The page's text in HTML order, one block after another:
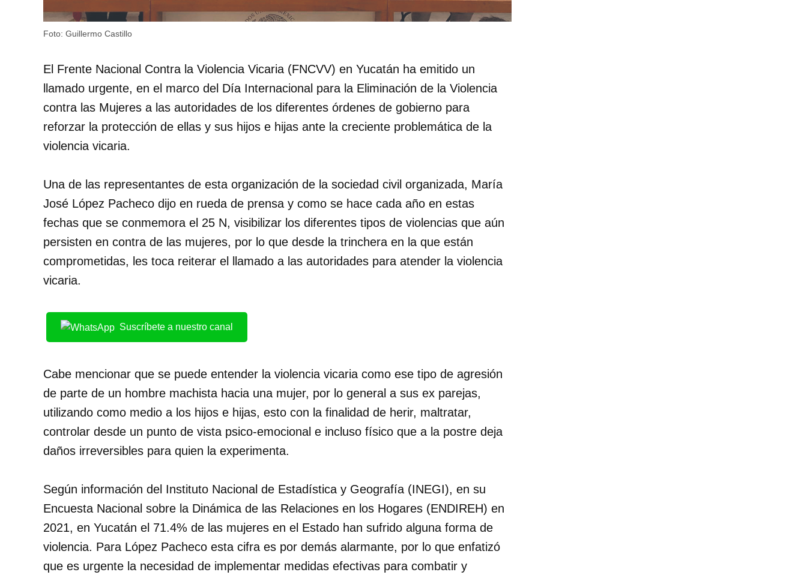
Foto: Guillermo Castillo
El Frente Nacional Contra la Violencia Vicaria (FNCVV) en Yucatán ha emitido un
llamado urgente, en el marco del Día Internacional para la Eliminación de la Violencia
contra las Mujeres a las autoridades de los diferentes órdenes de gobierno para
reforzar la protección de ellas y sus hijos e hijas ante la creciente problemática de la
violencia vicaria.
Una de las representantes de esta organización de la sociedad civil organizada, María
José López Pacheco dijo en rueda de prensa y como se hace cada año en estas
fechas que se conmemora el 25 N, visibilizar los diferentes tipos de violencias que aún
persisten en contra de las mujeres, por lo que desde la trinchera en la que están
comprometidas, les toca reiterar el llamado a las autoridades para atender la violencia
vicaria.
Suscríbete a nuestro canal
Cabe mencionar que se puede entender la violencia vicaria como ese tipo de agresión
de parte de un hombre machista hacia una mujer, por lo general a sus ex parejas,
utilizando como medio a los hijos e hijas, esto con la finalidad de herir, maltratar,
controlar desde un punto de vista psico-emocional e incluso físico que a la postre deja
daños irreversibles para quien la experimenta.
Según información del Instituto Nacional de Estadística y Geografía (INEGI), en su
Encuesta Nacional sobre la Dinámica de las Relaciones en los Hogares (ENDIREH) en
2021, en Yucatán el 71.4% de las mujeres en el Estado han sufrido alguna forma de
violencia. Para López Pacheco esta cifra es por demás alarmante, por lo que enfatizó
que es urgente la necesidad de implementar medidas efectivas para combatir y